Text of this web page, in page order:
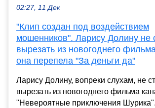
02:27, 11 Дек
"Клип создан под воздействием
мошенников". Ларису Долину не
вырезать из новогоднего
она перепела "За деньги да"
Ларису Долину, вопреки слухам, не
вырезать из новогоднего фильма
"Невероятные приключения